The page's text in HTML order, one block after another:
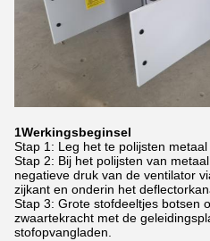
1Werkingsbeginsel
Stap 1: Leg het te polijsten
Stap 2: Bij het polijsten van
negatieve druk van de ventilator
zijkant en onderin het
Stap 3: Grote stofdeeltjes botsen
zwaartekracht met de
stofopvangladen.